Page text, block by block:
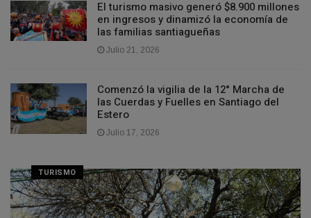
El turismo masivo generó $8.900 millones
en ingresos y dinamizó la economía de
las familias santiagueñas
Julio 21, 2026
​Comenzó la vigilia de la 12° Marcha de
las Cuerdas y Fuelles en Santiago del
Estero
Julio 17, 2026
TURISMO